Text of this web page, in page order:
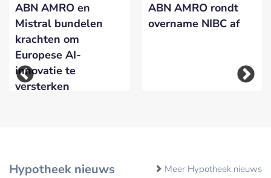
ABN AMRO en
Mistral bundelen
krachten om
Europese AI-
innovatie te
versterken
ABN AMRO rondt
overname NIBC af
Hypotheek nieuws Meer Hypotheek nieuws